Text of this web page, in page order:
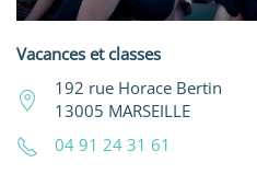
Vacances et classes
192 rue Horace Bertin
13005 MARSEILLE
04 91 24 31 61